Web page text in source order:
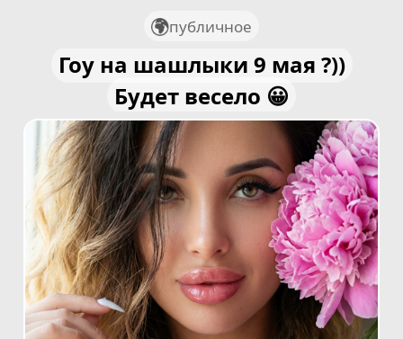
публичное
Гоу на шашлыки 9 мая ?))
Будет весело 😀